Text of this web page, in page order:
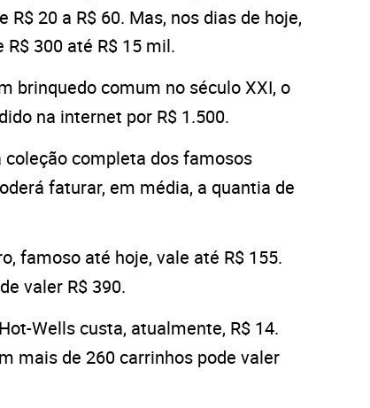
20 a R$ 60. Mas, nos dias de hoje,
300 até R$ 15 mil.
brinquedo comum no século XXI, o
na internet por R$ 1.500.
coleção completa dos famosos
faturar, em média, a quantia de
famoso até hoje, vale até R$ 155.
valer R$ 390.
Wells custa, atualmente, R$ 14.
mais de 260 carrinhos pode valer